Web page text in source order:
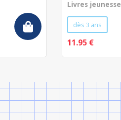
Livres jeunesse
dès 3 ans
11.95 €